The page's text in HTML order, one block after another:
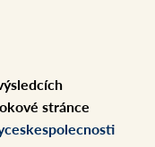
stránce